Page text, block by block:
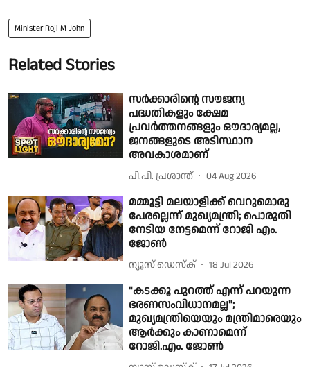
Minister Roji M John
Related Stories
സർക്കാരിന്റെ സൗജന്യ
പദ്ധതികളും ക്ഷേമ
പ്രവർത്തനങ്ങളും ഔദാര്യമല്ല,
ജനങ്ങളുടെ അടിസ്ഥാന
അവകാശമാണ്
പി.പി. പ്രശാന്ത് 04 Aug 2026
മമ്മൂട്ടി മലയാളിക്ക് വെറുമൊരു
പേരല്ലെന്ന് മുഖ്യമന്ത്രി; പൊരുതി
നേടിയ നേട്ടമെന്ന് റോജി എം.
ജോണ്‍
ന്യൂസ് ഡെസ്ക് 18 Jul 2026
"കടക്കൂ പുറത്ത് എന്ന് പറയുന്ന
ഭരണസംവിധാനമല്ല";
മുഖ്യമന്ത്രിയെയും മന്ത്രിമാരെയും
ആർക്കും കാണാമെന്ന്
റോജി.എം. ജോൺ